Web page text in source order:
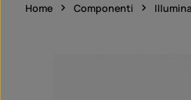
Home Componenti